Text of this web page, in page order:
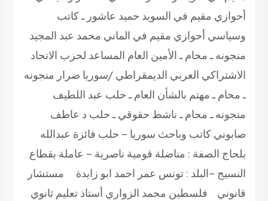
أحوازي مقيم في السويد حميد عاشور ـ كاتب
وسياسي أحوازي مقيم في الماني محمد عبد المجيد
منجونه ـ محام ـ الأمين العام المساعد لحزب الاتحاد
الاشتراكي العربي الديمقراطي /سوريا ضرار منجونه
ـ محام ـ مهتم بالشأن العام ـ حلب عبد اللطيف
منجونه ـ محام ـ ناشط حقوقي ـ حلب د عاطف
صابوني كاتب وباحث سوريا – حلب فائزة عبدالله
بلحاج الصفة : مناضلة قومية ناصرية – عاملة بقطاع
النسيج –البلد : تونس عمر احمد ابو زايدة مستشار
قانوني فلسطين محمد الزواري أستاذ تعليم ثانوي